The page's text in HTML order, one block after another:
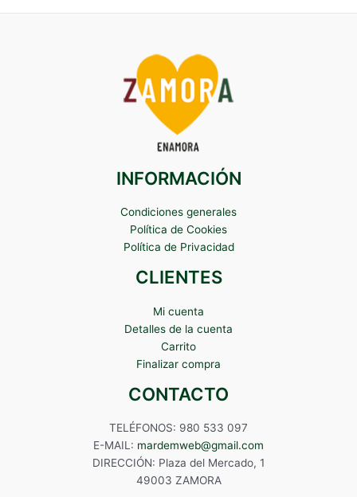
INFORMACIÓN
Condiciones generales
Política de Cookies
Política de Privacidad
CLIENTES
Mi cuenta
Detalles de la cuenta
Carrito
Finalizar compra
CONTACTO
TELÉFONOS: 980 533 097
E-MAIL: mardemweb@gmail.com
DIRECCIÓN: Plaza del Mercado, 1
49003 ZAMORA